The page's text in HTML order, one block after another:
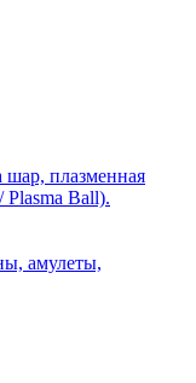
плазменная
Plasma Ball).
амулеты,